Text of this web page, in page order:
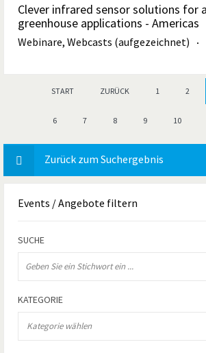
Clever infrared sensor solutions for
greenhouse applications - Americas
Webinare, Webcasts (aufgezeichnet)
START ZURÜCK 1 2
6 7 8 9 10
Zurück zum Suchergebnis
Events / Angebote filtern
SUCHE
KATEGORIE